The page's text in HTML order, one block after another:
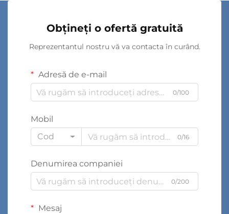
Obțineți o ofertă gratuită
Reprezentantul nostru vă va contacta în curând.
Adresă de e-mail
0/100
Mobil
Cod
0/16
Denumirea companiei
0/200
Mesaj